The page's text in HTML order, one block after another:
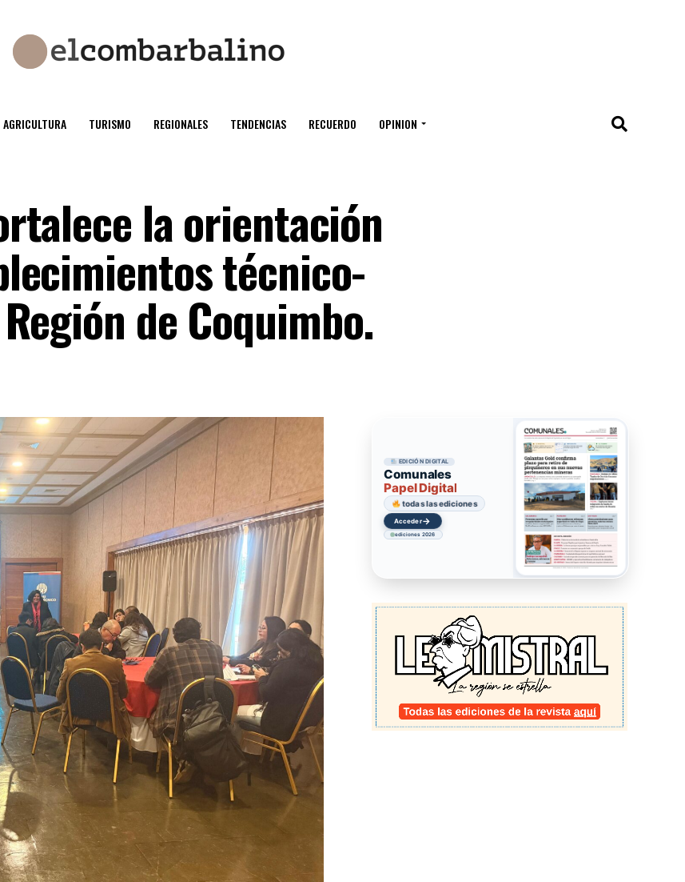
AGRICULTURA TURISMO REGIONALES TENDENCIAS RECUERDO OPINION
la orientación
técnico-
de Coquimbo.
EDICIÓN DIGITAL
Comunales
Papel Digital
todas las ediciones
Acceder→
ediciones 2026